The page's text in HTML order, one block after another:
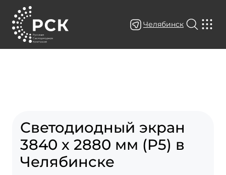
Челябинск
Светодиодный экран
3840 х 2880 мм (P5) в
Челябинске